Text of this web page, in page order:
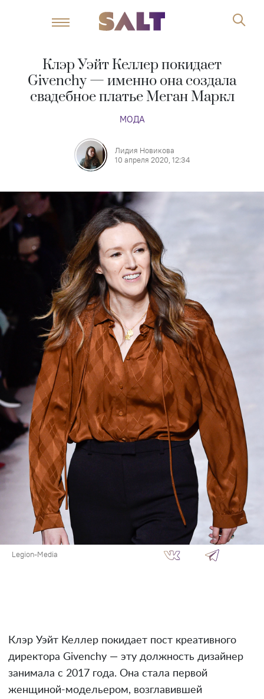
Клэр Уэйт Келлер покидает
Givenchy — именно она создала
свадебное платье Меган Маркл
МОДА
Лидия Новикова
10 апреля 2020, 12:34
Legion-Media
Клэр Уэйт Келлер покидает пост креативного
директора Givenchy — эту должность дизайнер
занимала с 2017 года. Она стала первой
женщиной-модельером, возглавившей